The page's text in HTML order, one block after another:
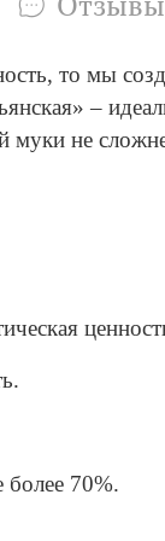
то мы
–
муки не
70%.